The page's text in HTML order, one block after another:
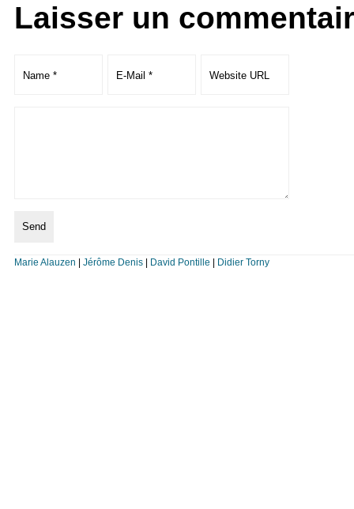
Laisser un
Marie Alauzen Jérôme Denis| David Pontille Didier Torny